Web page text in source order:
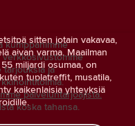
sitten jotain vakavaa,
aivan varma. Maailman
miljardi osumaa, on
tuplatreffit, musatila,
kaikenlaisia yhteyksiä
kumppanimme
verkkosivustomme
tarjouksia ja
palveluntarjoajista.
koska tahansa.